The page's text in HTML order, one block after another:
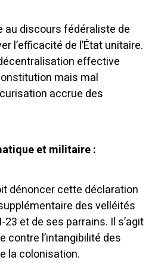
au discours fédéraliste de
l’efficacité de l’État unitaire.
effective
mais mal
accrue des
et militaire :
dénoncer cette déclaration
des velléités
et de ses parrains. Il s’agit
contre l’intangibilité des
la colonisation.